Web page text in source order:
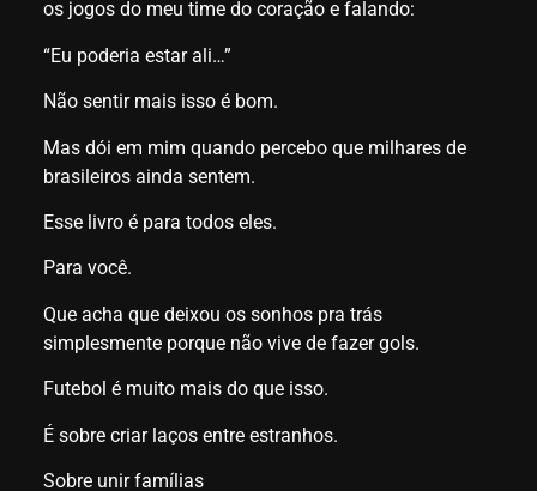
os jogos do meu time do coração e falando:
“Eu poderia estar ali…”
Não sentir mais isso é bom.
Mas dói em mim quando percebo que milhares de
brasileiros ainda sentem.
Esse livro é para todos eles.
Para você.
Que acha que deixou os sonhos pra trás
simplesmente porque não vive de fazer gols.
Futebol é muito mais do que isso.
É sobre criar laços entre estranhos.
Sobre unir famílias